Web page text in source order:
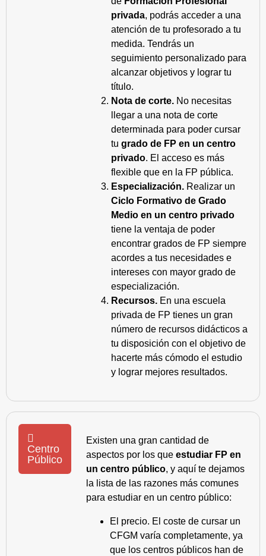
privada, podrás acceder a una
atención de tu profesorado a tu
medida. Tendrás un
seguimiento personalizado para
alcanzar objetivos y lograr tu
título.
Nota de corte. No necesitas
llegar a una nota de corte
determinada para poder cursar
tu grado de FP en un centro
privado. El acceso es más
flexible que en la FP pública.
Especialización. Realizar un
Ciclo Formativo de Grado
Medio en un centro privado
tiene la ventaja de poder
encontrar grados de FP siempre
acordes a tus necesidades e
intereses con mayor grado de
especialización.
Recursos. En una escuela
privada de FP tienes un gran
número de recursos didácticos a
tu disposición con el objetivo de
hacerte más cómodo el estudio
y lograr mejores resultados.
Centro
Público
Existen una gran cantidad de
aspectos por los que estudiar FP en
un centro público, y aquí te dejamos
la lista de las razones más comunes
para estudiar en un centro público:
El precio. El coste de cursar un
CFGM varía completamente, ya
que los centros públicos han de